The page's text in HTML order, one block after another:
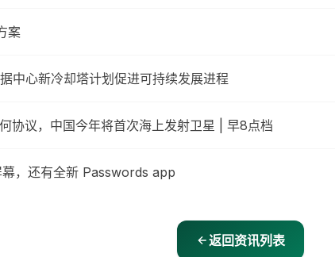
案
中心新冷却塔计划促进可持续发展进程
协议，中国今年将首次海上发射卫星 | 早8点档
，还有全新 Passwords app
返回资讯列表